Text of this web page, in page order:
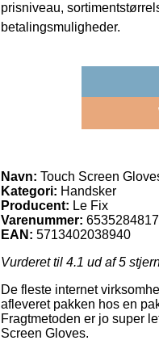
prisniveau,
betalingsmuligheder.
Navn: Touch Screen
Kategori: Handsker
Producent: Le Fix
Varenummer:
EAN: 5713402038940
Vurderet til 4.1 ud af 5
De fleste internet
afleveret pakken hos en
Fragtmetoden er jo super
Screen Gloves.